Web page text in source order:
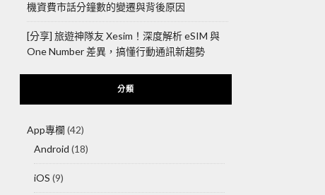
機資費市話分鐘數的變遷與背後原因
[分享] 旅遊神隊友 Xesim！深度解析 eSIM 與
One Number 差異，搞懂行動通訊新趨勢
分類
App專欄 (42)
Android (18)
iOS (9)